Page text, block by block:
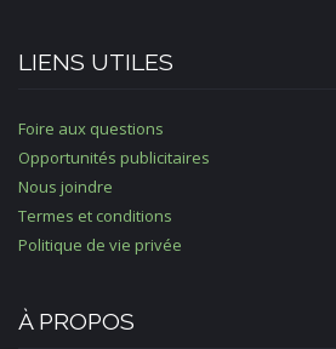
LIENS UTILES
Foire aux questions
Opportunités publicitaires
Nous joindre
Termes et conditions
Politique de vie privée
À PROPOS